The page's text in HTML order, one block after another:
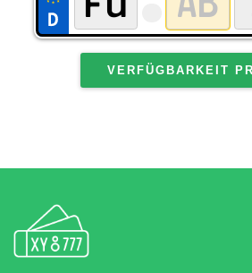
VERFÜGBARKEIT